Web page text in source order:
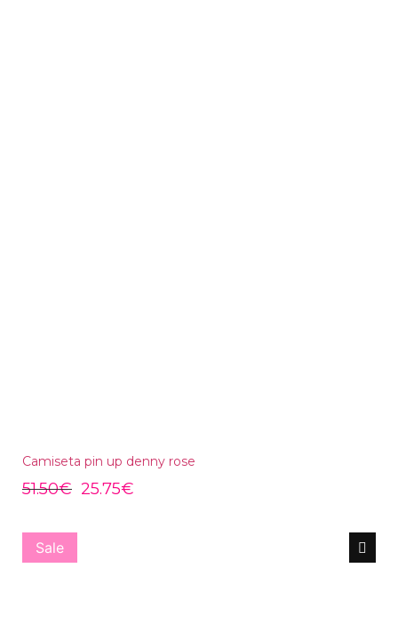
Camiseta pin up denny rose
51.50€ 25.75€
Sale